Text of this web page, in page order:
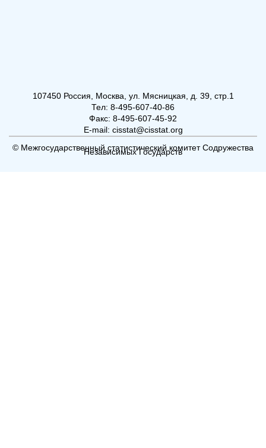
107450 Россия, Москва, ул. Мясницкая, д. 39, стр.1
Тел: 8-495-607-40-86
Факс: 8-495-607-45-92
E-mail: cisstat@cisstat.org
© Межгосударственный статистический комитет Содружества
Независимых Государств